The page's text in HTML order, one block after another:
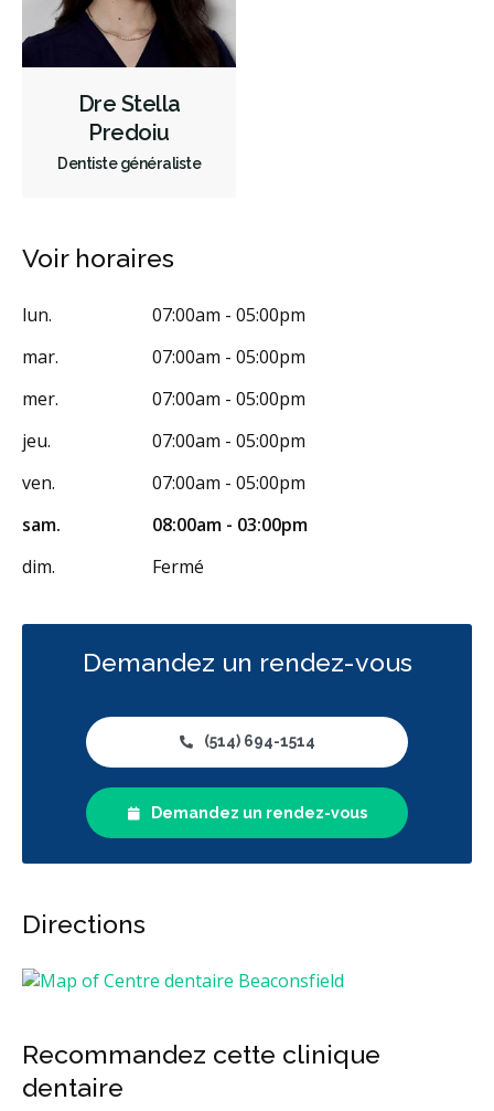
Dre Stella
Predoiu
Dentiste généraliste
Voir horaires
lun.
07:00am - 05:00pm
mar.
07:00am - 05:00pm
mer.
07:00am - 05:00pm
jeu.
07:00am - 05:00pm
ven.
07:00am - 05:00pm
sam.
08:00am - 03:00pm
dim.
Fermé
Demandez un rendez-vous
(514) 694-1514
Demandez un rendez-vous
Directions
Recommandez cette clinique
dentaire